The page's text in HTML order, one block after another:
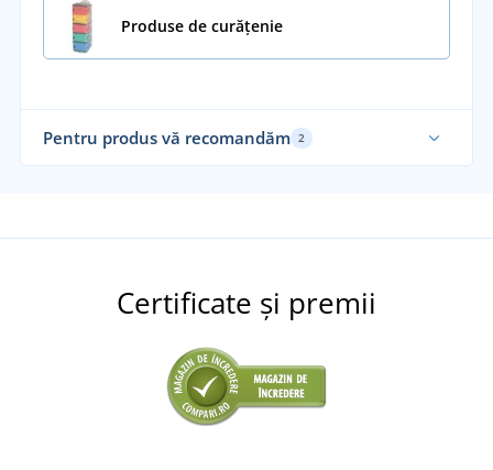
Produse de curățenie
Pentru produs vă recomandăm 2
Certificate și premii